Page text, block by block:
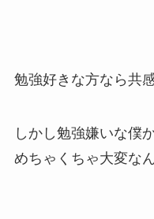
勉強好きな方なら共
しかし勉強嫌いな僕
めちゃくちゃ大変なん